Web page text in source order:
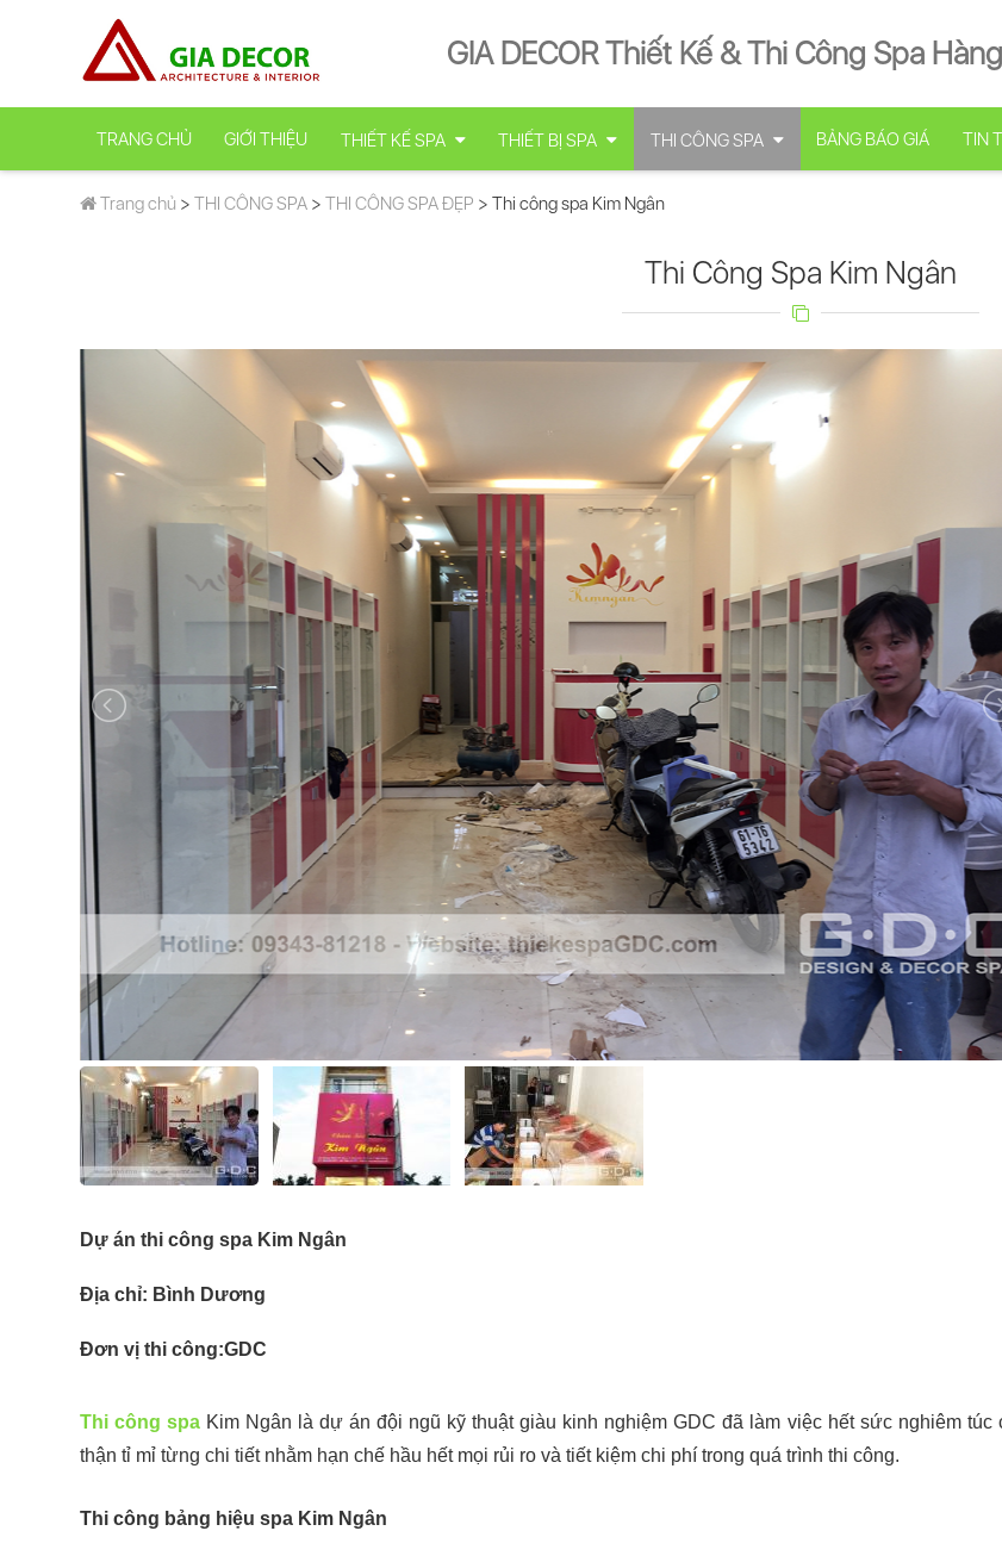
GIA DECOR Thiết Kế & Thi Công Spa
TRANG CHỦ GIỚI THIỆU THIẾT KẾ SPA THIẾT BỊ SPA THI CÔNG SPA BẢNG BÁO GIÁ TIN
Trang chủ > THI CÔNG SPA > THI CÔNG SPA ĐẸP > Thi công spa Kim Ngân
Thi Công Spa Kim Ngân
Dự án thi công spa Kim Ngân
Địa chỉ: Bình Dương
Đơn vị thi công:GDC
Thi công spa Kim Ngân là dự án đội ngũ kỹ thuật giàu kinh nghiệm GDC đã làm việc hết sức nghiêm túc
thận tỉ mỉ từng chi tiết nhằm hạn chế hầu hết mọi rủi ro và tiết kiệm chi phí trong quá trình thi công.
Thi công bảng hiệu spa Kim Ngân